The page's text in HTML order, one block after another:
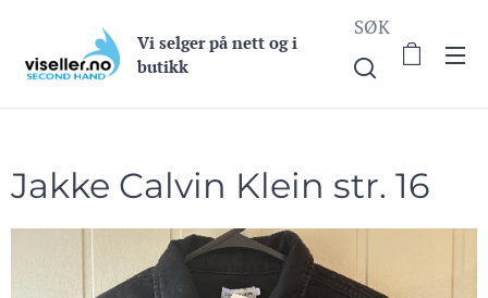
Vi selger på nett og i
butikk
SØK
Jakke Calvin Klein str. 16